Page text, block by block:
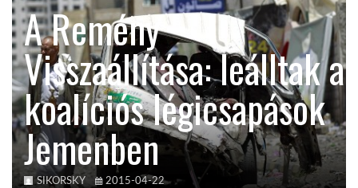
TROPICALMAGAZIN
GLOBOTV
AFRIKA TUDÁSTÁR
A NAP SZÉPE
A Remény
Visszaállítása: leálltak a
koalíciós légicsapások
Jemenben
SIKORSKY 2015-04-22